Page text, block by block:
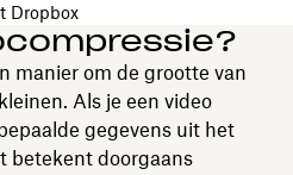
Dropbox
manier om de grootte van
Als je een video
gegevens uit het
betekent doorgaans